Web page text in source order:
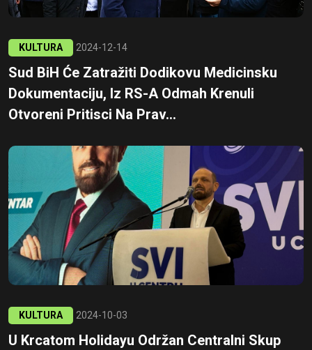
KULTURA 2024-12-14
Sud BiH Će Zatražiti Dodikovu Medicinsku
Dokumentaciju, Iz RS-A Odmah Krenuli
Otvoreni Pritisci Na Prav...
KULTURA 2024-10-03
U Krcatom Holidayu Održan Centralni Skup